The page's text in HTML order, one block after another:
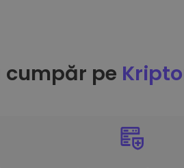
cumpăr pe